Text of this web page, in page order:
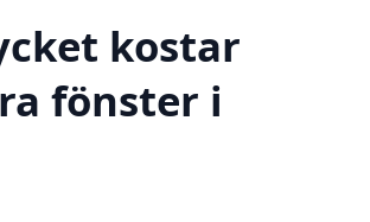
kostar
fönster i